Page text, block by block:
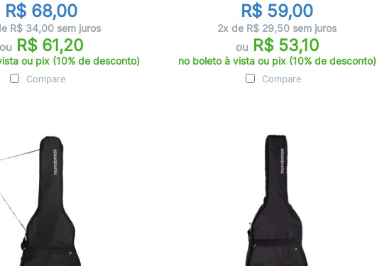
R$ 68,00
R$ 34,00 sem juros
ou R$ 61,20
ou pix (10% de desconto)
Compare
R$ 59,00
2x de R$ 29,50 sem juros
ou R$ 53,10
no boleto à vista ou pix (10% de desconto)
Compare